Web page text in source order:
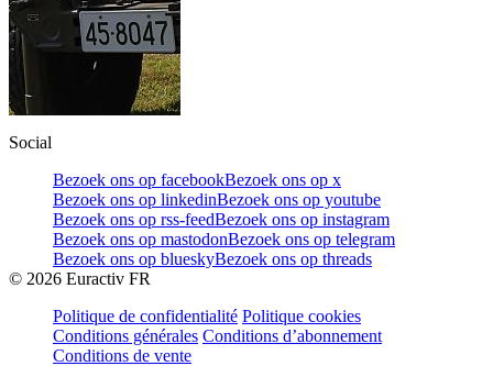
Social
Bezoek ons op facebookBezoek ons op x
Bezoek ons op linkedinBezoek ons op youtube
Bezoek ons op rss-feedBezoek ons op instagram
Bezoek ons op mastodonBezoek ons op telegram
Bezoek ons op blueskyBezoek ons op threads
© 2026 Euractiv FR
Politique de confidentialité Politique cookies
Conditions générales Conditions d’abonnement
Conditions de vente